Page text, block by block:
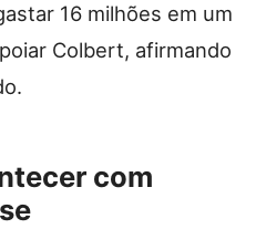
16 milhões em um
Colbert, afirmando
com